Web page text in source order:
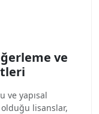
ve
ve yapısal
lisanslar,